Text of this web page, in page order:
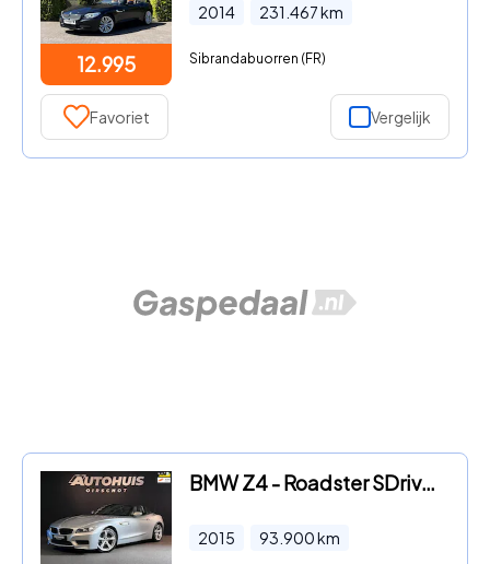
12.995
2014 231.467km
Sibrandabuorren (FR)
Favoriet Vergelijk
BMW Z4 - Roadster SDrive18i Limited Series M Edition Hardtop/ Stoelve
2015 93.900km